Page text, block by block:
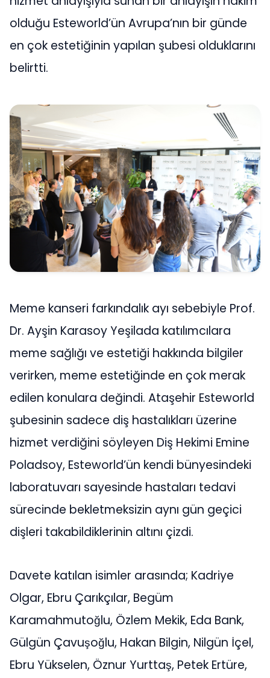
olduğu Esteworld’ün Avrupa’nın bir günde
en çok estetiğinin yapılan şubesi olduklarını
belirtti.
Meme kanseri farkındalık ayı sebebiyle Prof.
Dr. Ayşin Karasoy Yeşilada katılımcılara
meme sağlığı ve estetiği hakkında bilgiler
verirken, meme estetiğinde en çok merak
edilen konulara değindi. Ataşehir Esteworld
şubesinin sadece diş hastalıkları üzerine
hizmet verdiğini söyleyen Diş Hekimi Emine
Poladsoy, Esteworld’ün kendi bünyesindeki
laboratuvarı sayesinde hastaları tedavi
sürecinde bekletmeksizin aynı gün geçici
dişleri takabildiklerinin altını çizdi.
Davete katılan isimler arasında; Kadriye
Olgar, Ebru Çarıkçılar, Begüm
Karamahmutoğlu, Özlem Mekik, Eda Bank,
Gülgün Çavuşoğlu, Hakan Bilgin, Nilgün İçel,
Ebru Yükselen, Öznur Yurttaş, Petek Ertüre,